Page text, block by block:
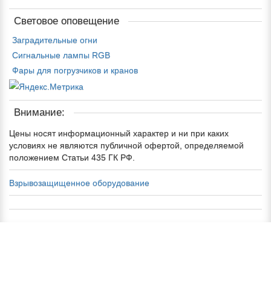
Световое оповещение
Заградительные огни
Сигнальные лампы RGB
Фары для погрузчиков и кранов
Внимание:
Цены носят информационный характер и ни при каких
условиях не являются публичной офертой, определяемой
положением Статьи 435 ГК РФ.
Взрывозащищенное оборудование